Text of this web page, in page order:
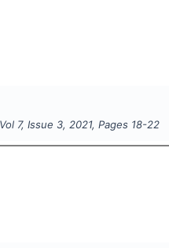
7, Issue 3,2021, Pages 18-22